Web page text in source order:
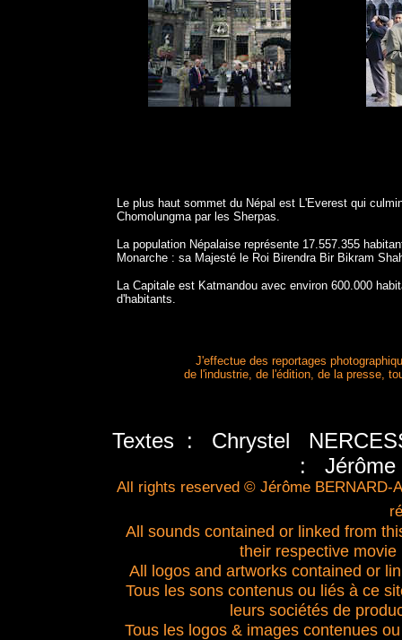
Le plus haut sommet du Népal est L'Everest qui
Chomolungma par les Sherpas.
La population Népalaise représente 17.557.355
Monarche : sa Majesté le Roi Birendra Bir Bikram
La Capitale est Katmandou avec environ 600.000
d'habitants.
J'effectue des reportages
de l'industrie, de l'édition, de la presse,
Textes : Chrystel
: Jérôme
All rights reserved © Jérôme BERNARD-
All sounds contained or linked from
their respective
All logos and artworks contained or
Tous les sons contenus ou liés à ce
leurs sociétés de
Tous les logos & images contenues